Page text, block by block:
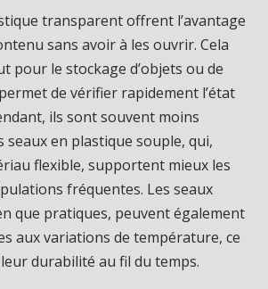
transparent offrent l’avantage
sans avoir à les ouvrir. Cela
pour le stockage d’objets ou de
de vérifier rapidement l’état
ils sont souvent moins
seaux en plastique souple, qui,
flexible, supportent mieux les
fréquentes. Les seaux
que pratiques, peuvent également
aux variations de température, ce
durabilité au fil du temps.